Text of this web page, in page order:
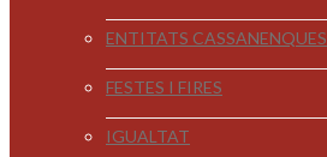
ENTITATS CASSANENQUES
FESTES I FIRES
IGUALTAT